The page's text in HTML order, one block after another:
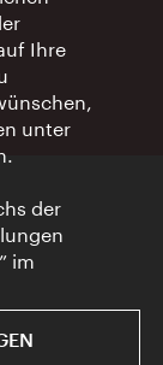
Ihre
unter
der
im